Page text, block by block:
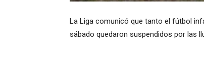
La Liga comunicó que tanto el fútbol
sábado quedaron suspendidos por las